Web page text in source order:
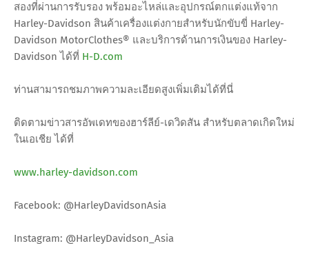
สองที่ผ่านการรับรอง พร้อมอะไหล่และอุปกรณ์ตกแต่งแท้จาก
Harley-Davidson สินค้าเครื่องแต่งกายสำหรับนักขับขี่ Harley-
Davidson MotorClothes® และบริการด้านการเงินของ Harley-
Davidson ได้ที่ H-D.com
ท่านสามารถชมภาพความละเอียดสูงเพิ่มเติมได้ที่นี่
ติดตามข่าวสารอัพเดทของฮาร์ลีย์-เดวิดสัน สำหรับตลาดเกิดใหม่
ในเอเชีย ได้ที่
www.harley-davidson.com
Facebook: @HarleyDavidsonAsia
Instagram: @HarleyDavidson_Asia